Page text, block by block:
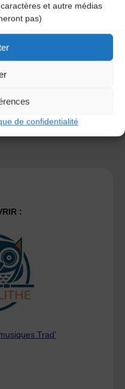
et autre médias
pas)
de confidentialité
in my browser for next
les indésirables.En
de vos
:
Trad'